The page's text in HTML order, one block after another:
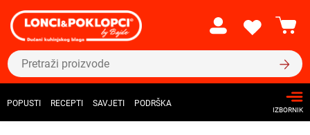
POPUSTI RECEPTI SAVJETI PODRŠKA
IZBORNIK